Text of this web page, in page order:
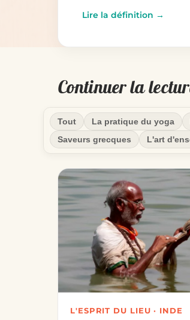
Lire la définition →
Continuer la
Tout La pratique du yoga
Saveurs grecques
L'art
L'ESPRIT DU LIEU · INDE